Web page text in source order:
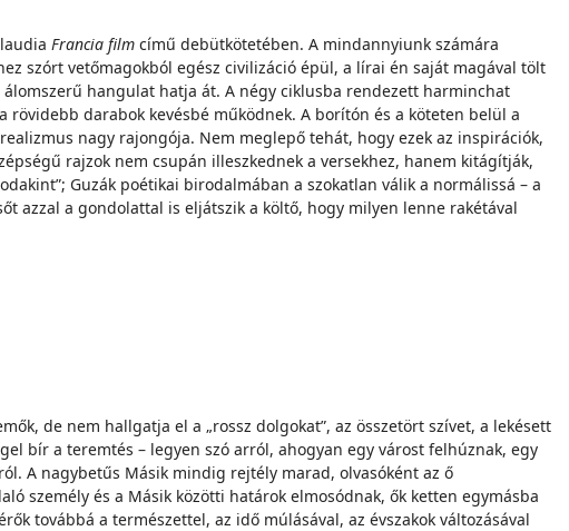
Francia film című debütkötetében. A mindannyiunk számára
szórt vetőmagokból egész civilizáció épül, a lírai én saját magával tölt
hangulat hatja át. A négy ciklusba rendezett harminchat
darabok kevésbé működnek. A borítón és a köteten belül a
nagy rajongója. Nem meglepő tehát, hogy ezek az inspirációk,
rajzok nem csupán illeszkednek a versekhez, hanem kitágítják,
Guzák poétikai birodalmában a szokatlan válik a normálissá – a
azzal a gondolattal is eljátszik a költő, hogy milyen lenne rakétával
de nem hallgatja el a „rossz dolgokat”, az összetört szívet, a lekésett
bír a teremtés – legyen szó arról, ahogyan egy várost felhúznak, egy
A nagybetűs Másik mindig rejtély marad, olvasóként az ő
személy és a Másik közötti határok elmosódnak, ők ketten egymásba
továbbá a természettel, az idő múlásával, az évszakok változásával